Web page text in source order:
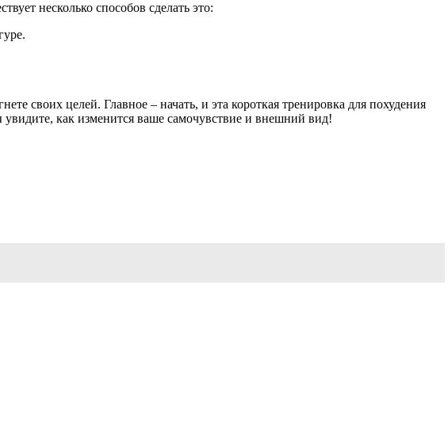
несколько способов сделать это:
своих целей. Главное – начать, и эта короткая тренировка для похудения
как изменится ваше самочувствие и внешний вид!